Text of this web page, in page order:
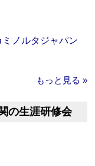
ノルタジャパン
もっと見る »
の生涯研修会